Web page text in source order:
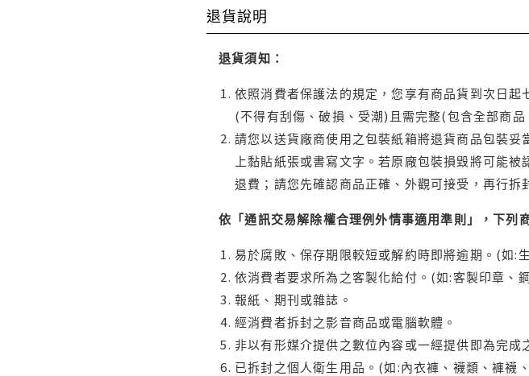
退貨說明
退貨須知：
依照消費者保護法的規定，您享有商品貨到次日
(不得有刮傷、破損、受潮)且需完整(包含全部商
請您以送貨廠商使用之包裝紙箱將退貨商品包裝
上黏貼紙張或書寫文字。若原廠包裝損毀將可能
退費；請您先確認商品正確、外觀可接受，再行
依「通訊交易解除權合理例外情事適用準則」，下列
易於腐敗、保存期限較短或解約時即將逾期。(如:
依消費者要求所為之客製化給付。(如:客製印章、
報紙、期刊或雜誌。
經消費者拆封之影音商品或電腦軟體。
非以有形媒介提供之數位內容或一經提供即為完
已拆封之個人衛生用品。(如:內衣褲、襪類、褲襪